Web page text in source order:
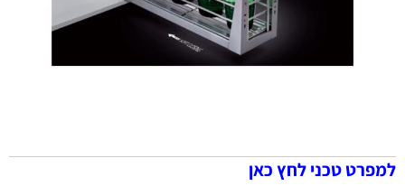
למפרט טכני לחץ כאן